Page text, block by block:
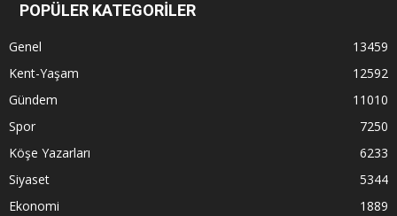
POPÜLER KATEGORİLER
Genel
13459
Kent-Yaşam
12592
Gündem
11010
Spor
7250
Köşe Yazarları
6233
Siyaset
5344
Ekonomi
1889